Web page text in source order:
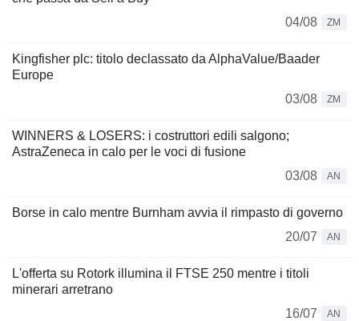
04/08
ZM
Kingfisher plc: titolo declassato da AlphaValue/Baader
Europe
03/08
ZM
WINNERS & LOSERS: i costruttori edili salgono;
AstraZeneca in calo per le voci di fusione
03/08
AN
Borse in calo mentre Burnham avvia il rimpasto di governo
20/07
AN
L'offerta su Rotork illumina il FTSE 250 mentre i titoli
minerari arretrano
16/07
AN